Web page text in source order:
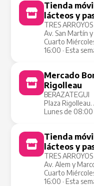
Tienda
lácteos y
TRES ARROYOS
Av. San Martín
Cuarto
16:00 · Esta
Mercado
Rigolleau
BERAZATEGUI
Plaza
Lunes de 08:00
Tienda
lácteos y
TRES ARROYOS
Av. Alem y
Cuarto
16:00 · Esta